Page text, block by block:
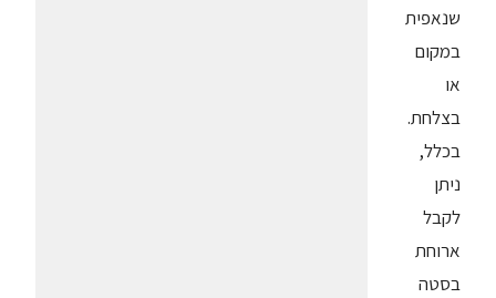
שנאפית
במקום
או
בצלחת.
בכלל,
ניתן
לקבל
ארוחת
בסטה